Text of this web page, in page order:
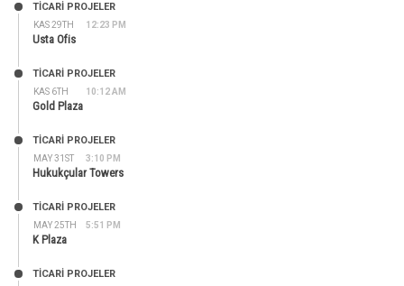
KAS 29TH 12:23 PM
TİCARİ PROJELER
Usta Ofis
KAS 6TH 10:12 AM
TİCARİ PROJELER
Gold Plaza
MAY 31ST 3:10 PM
TİCARİ PROJELER
Hukukçular Towers
MAY 25TH 5:51 PM
TİCARİ PROJELER
K Plaza
TİCARİ PROJELER